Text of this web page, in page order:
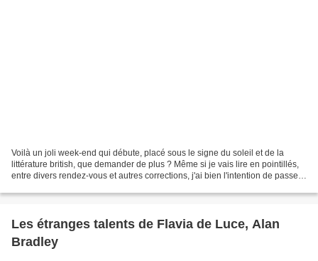
Voilà un joli week-end qui débute, placé sous le signe du soleil et de la
littérature british, que demander de plus ? Même si je vais lire en pointillés,
entre divers rendez-vous et autres corrections, j'ai bien l'intention de passer
Les étranges talents de Flavia de Luce, Alan
Bradley